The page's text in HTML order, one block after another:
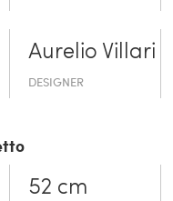
Aurelio Villari
DESIGNER
52 cm